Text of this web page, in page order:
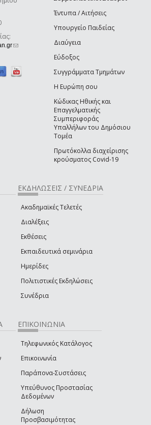
(link sends e-mail)
Έντυπα / Αιτήσεις
Υπουργείο Παιδείας
Διαύγεια
Εύδοξος
Συγγράμματα Τμημάτων
Η Ευρώπη σου
Κώδικας Ηθικής και
Επαγγελματικής
Συμπεριφοράς
Υπαλλήλων του Δημόσιου
Τομέα
Πρωτόκολλα διαχείρισης
κρούσματος Covid-19
ΕΚΔΗΛΩΣΕΙΣ / ΣΥΝΕΔΡΙΑ
Ακαδημαϊκές Τελετές
Διαλέξεις
Εκθέσεις
Εκπαιδευτικά σεμινάρια
Ημερίδες
Πολιτιστικές Εκδηλώσεις
Συνέδρια
ΕΠΙΚΟΙΝΩΝΙΑ
Τηλεφωνικός Κατάλογος
Επικοινωνία
Παράπονα-Συστάσεις
Υπεύθυνος Προστασίας
Δεδομένων
Δήλωση
Προσβασιμότητας